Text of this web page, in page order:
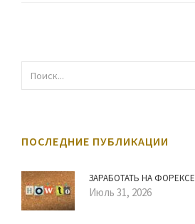
ПОСЛЕДНИЕ ПУБЛИКАЦИИ
ЗАРАБОТАТЬ НА ФОРЕКСЕ
Июль 31, 2026